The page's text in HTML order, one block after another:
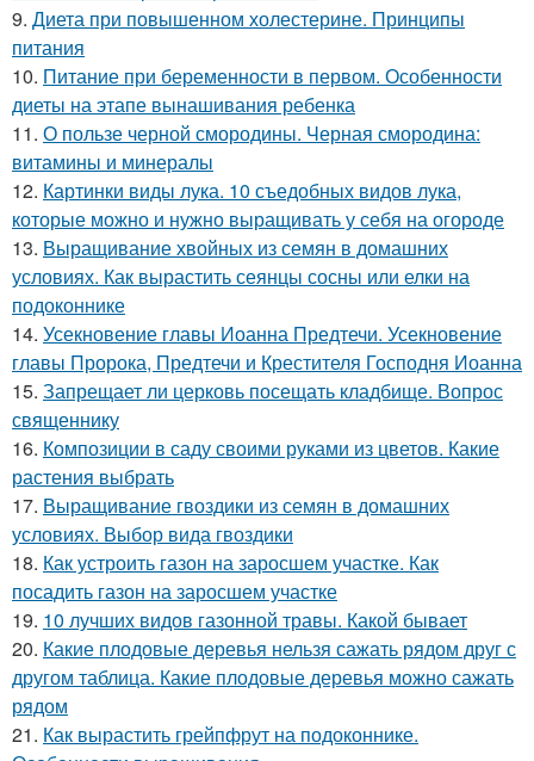
9. Диета при повышенном холестерине. Принципы
питания
10. Питание при беременности в первом. Особенности
диеты на этапе вынашивания ребенка
11. О пользе черной смородины. Черная смородина:
витамины и минералы
12. Картинки виды лука. 10 съедобных видов лука,
которые можно и нужно выращивать у себя на огороде
13. Выращивание хвойных из семян в домашних
условиях. Как вырастить сеянцы сосны или елки на
подоконнике
14. Усекновение главы Иоанна Предтечи. Усекновение
главы Пророка, Предтечи и Крестителя Господня Иоанна
15. Запрещает ли церковь посещать кладбище. Вопрос
священнику
16. Композиции в саду своими руками из цветов. Какие
растения выбрать
17. Выращивание гвоздики из семян в домашних
условиях. Выбор вида гвоздики
18. Как устроить газон на заросшем участке. Как
посадить газон на заросшем участке
19. 10 лучших видов газонной травы. Какой бывает
20. Какие плодовые деревья нельзя сажать рядом друг с
другом таблица. Какие плодовые деревья можно сажать
рядом
21. Как вырастить грейпфрут на подоконнике.